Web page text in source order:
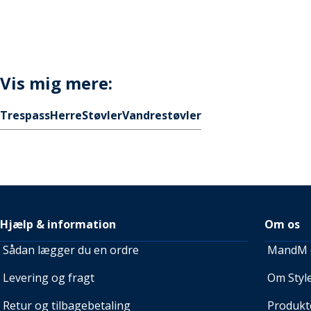
Vis mig mere:
TrespassHerreStøvlerVandrestøvler
Hjælp & information
Sådan lægger du en ordre
Levering og fragt
Retur og tilbagebetaling
Om os
MandM
Om